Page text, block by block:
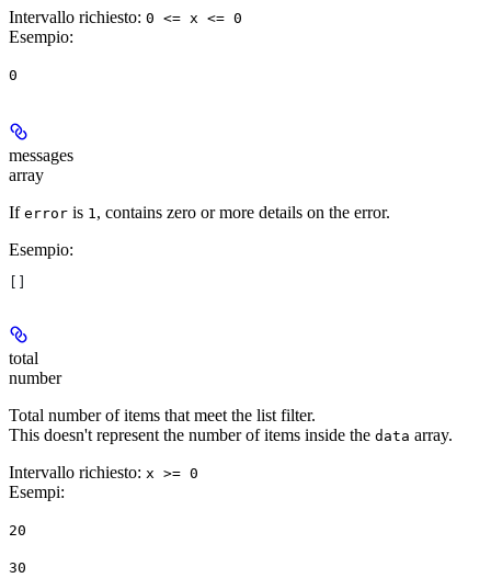
Intervallo richiesto: 0 <= x <= 0
Esempio:
0
messages
array
If error is 1, contains zero or more details on the error.
Esempio:
total
number
Total number of items that meet the list filter.
This doesn't represent the number of items inside the data array.
Intervallo richiesto: x >= 0
Esempi:
20
30